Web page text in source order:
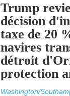
Trump
décision
taxe de 20
navires
détroit
protection
Washington/